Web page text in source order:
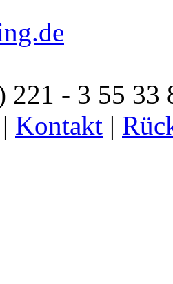
221 - 3 55 33
| Kontakt |